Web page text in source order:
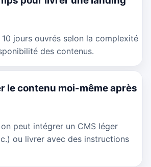
jours ouvrés selon la complexité
des contenus.
le contenu moi-même après
peut intégrer un CMS léger
ou livrer avec des instructions